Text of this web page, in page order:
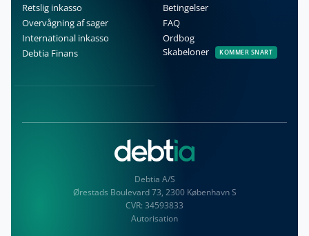
Retslig inkasso
Overvågning af sager
International inkasso
Debtia Finans
Betingelser
FAQ
Ordbog
Skabeloner
KOMMER SNART
Debtia A/S
Ørestads Boulevard 73, 2300 København S
CVR: 34593833
Autorisation